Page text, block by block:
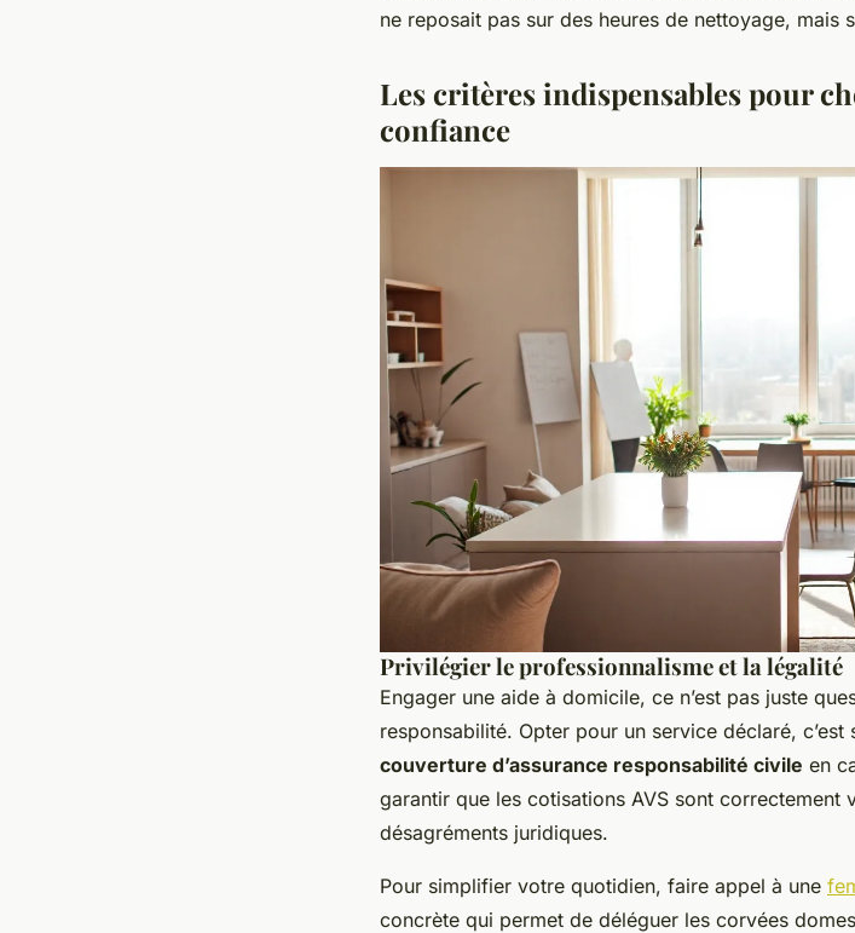
ne reposait pas sur des heures de nettoyage, mais
Les critères indispensables pour
confiance
Privilégier le professionnalisme et la légalité
Engager une aide à domicile, ce n’est pas juste
responsabilité. Opter pour un service déclaré, c’est
couverture d’assurance responsabilité civile en
garantir que les cotisations AVS sont
désagréments juridiques.
Pour simplifier votre quotidien, faire appel à une
concrète qui permet de déléguer les corvées